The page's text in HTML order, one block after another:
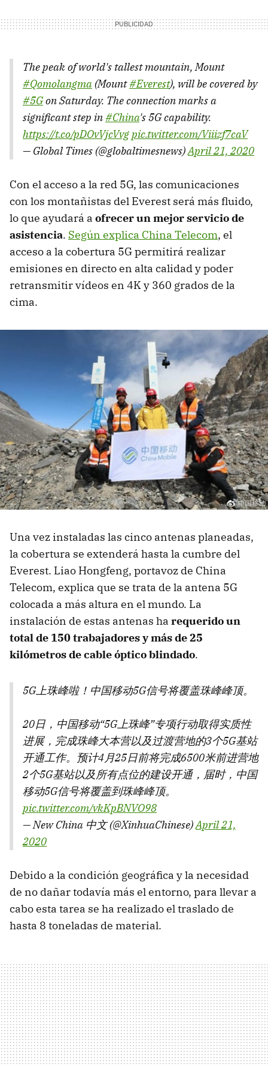
The peak of world's tallest mountain, Mount
#Qomolangma (Mount#Everest), will be covered by
#5Gon Saturday. The connection marks a
significant step in#China's 5G capability.
https://t.co/pDOvVjcVvgpic.twitter.com/Viiizf7caV
— Global Times (@globaltimesnews)April 21, 2020
Con el acceso a la red 5G, las comunicaciones
con los montañistas del Everest será más fluido,
lo que ayudará a ofrecer un mejor servicio de
asistencia. Según explica China Telecom, el
acceso a la cobertura 5G permitirá realizar
emisiones en directo en alta calidad y poder
retransmitir vídeos en 4K y 360 grados de la
cima.
Una vez instaladas las cinco antenas planeadas,
la cobertura se extenderá hasta la cumbre del
Everest. Liao Hongfeng, portavoz de China
Telecom, explica que se trata de la antena 5G
colocada a más altura en el mundo. La
instalación de estas antenas ha requerido un
total de 150 trabajadores y más de 25
kilómetros de cable óptico blindado.
5G上珠峰啦！中国移动5G信号将覆盖珠峰峰顶。
20日，中国移动“5G上珠峰”专项行动取得实质性
进展，完成珠峰大本营以及过渡营地的3个5G基站
开通工作。预计4月25日前将完成6500米前进营地
2个5G基站以及所有点位的建设开通，届时，中国
移动5G信号将覆盖到珠峰峰顶。
pic.twitter.com/vkKpBNVO98
— New China 中文 (@XinhuaChinese)April 21,
2020
Debido a la condición geográfica y la necesidad
de no dañar todavía más el entorno, para llevar a
cabo esta tarea se ha realizado el traslado de
hasta 8 toneladas de material.